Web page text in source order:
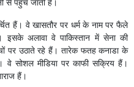
हैं। वे खासतौर पर धर्म के नाम पर फैले
अलावा वे पाकिस्तान में सेना की
पर उठाते रहे हैं। तारेक फतह कनाडा के
सोशल मीडिया पर काफी सक्रिय हैं।
हैं।